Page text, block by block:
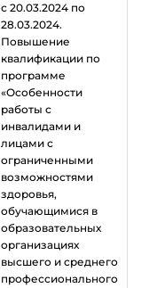
с 20.03.2024 по
28.03.2024.
Повышение
квалификации по
программе
«Особенности
работы с
инвалидами и
лицами с
ограниченными
возможностями
здоровья,
обучающимися в
образовательных
организациях
высшего и среднего
профессионального